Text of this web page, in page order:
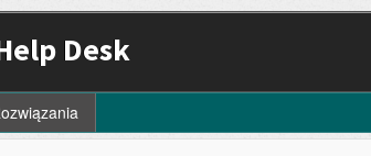
Desk